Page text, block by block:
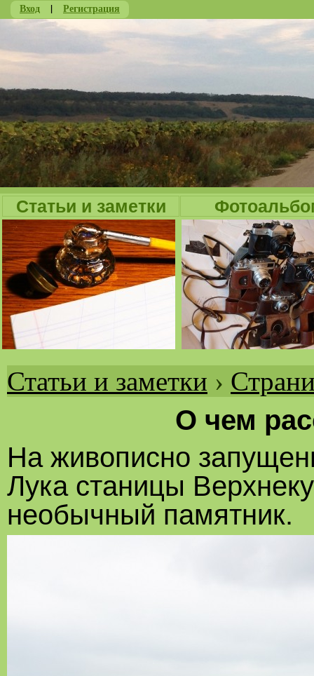
Вход | Регистрация
Статьи и заметки
Вы
Статьи и заметки ›
О чем
На живописно
Лука станицы
необычный памятник.